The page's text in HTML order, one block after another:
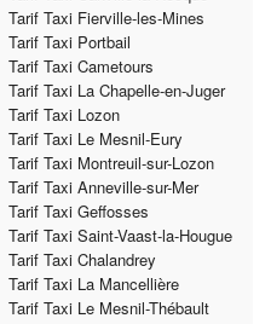
Tarif Taxi Fierville-les-Mines
Tarif Taxi Portbail
Tarif Taxi Cametours
Tarif Taxi La Chapelle-en-Juger
Tarif Taxi Lozon
Tarif Taxi Le Mesnil-Eury
Tarif Taxi Montreuil-sur-Lozon
Tarif Taxi Anneville-sur-Mer
Tarif Taxi Geffosses
Tarif Taxi Saint-Vaast-la-Hougue
Tarif Taxi Chalandrey
Tarif Taxi La Mancellière
Tarif Taxi Le Mesnil-Thébault